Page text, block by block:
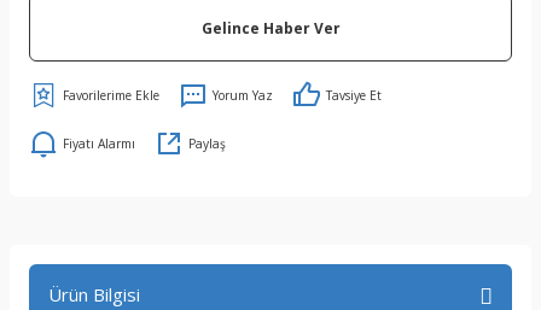
Gelince Haber Ver
Yorum Yaz Tavsiye Et
Fiyatı Alarmı Paylaş
Ürün Bilgisi